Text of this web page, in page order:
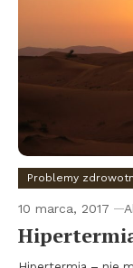
Problemy
10 marca, 2017